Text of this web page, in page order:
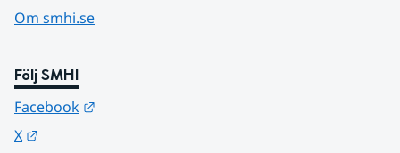
Om smhi.se
Följ SMHI
Facebook
X